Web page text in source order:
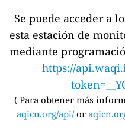
Se puede acceder a
esta estación de
mediante
https://
( Para obtener más
aqicn.org/api/or